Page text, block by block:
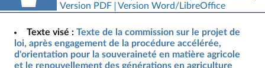
Version PDF
Version Word/LibreOffice
Texte visé : Texte de la commission sur le projet de
loi, après engagement de la procédure accélérée,
d'orientation pour la souveraineté en matière agricole
et le renouvellement des générations en agriculture